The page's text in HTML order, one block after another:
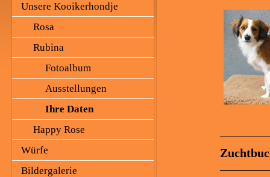
Unsere Kooikerhondje
Rosa
Rubina
Fotoalbum
Ausstellungen
Ihre Daten
Happy Rose
Würfe
Bildergalerie